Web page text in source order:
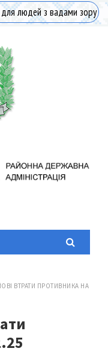
для людей з вадами зору
ВТРАТИ ПРОТИВНИКА НА